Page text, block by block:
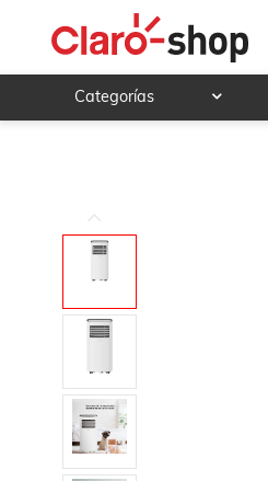
Categorías
Deportes y ocio
Animales y mascotas
Ferretería y autos
Mamá y bebé
Salud, belleza y cuidado personal
Joyería y relojes
Juegos y juguetes